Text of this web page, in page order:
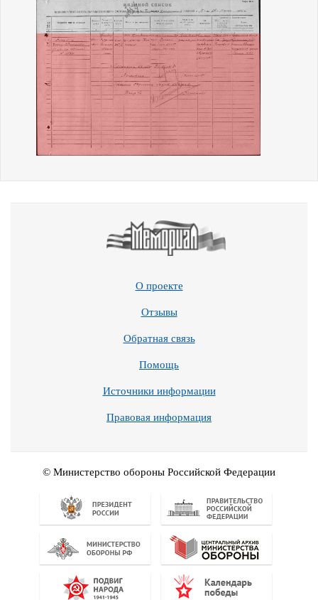
О проекте
Отзывы
Обратная связь
Помощь
Источники информации
Правовая информация
© Министерство обороны Российской Федерации